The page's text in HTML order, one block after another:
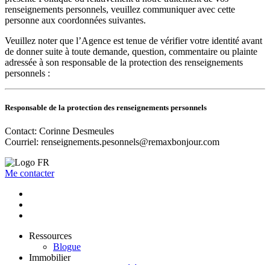
renseignements personnels, veuillez communiquer avec cette
personne aux coordonnées suivantes.
Veuillez noter que l’Agence est tenue de vérifier votre identité avant
de donner suite à toute demande, question, commentaire ou plainte
adressée à son responsable de la protection des renseignements
personnels :
Responsable de la protection des renseignements personnels
Contact: Corinne Desmeules
Courriel: renseignements.pesonnels@remaxbonjour.com
Me contacter
Ressources
Blogue
Immobilier